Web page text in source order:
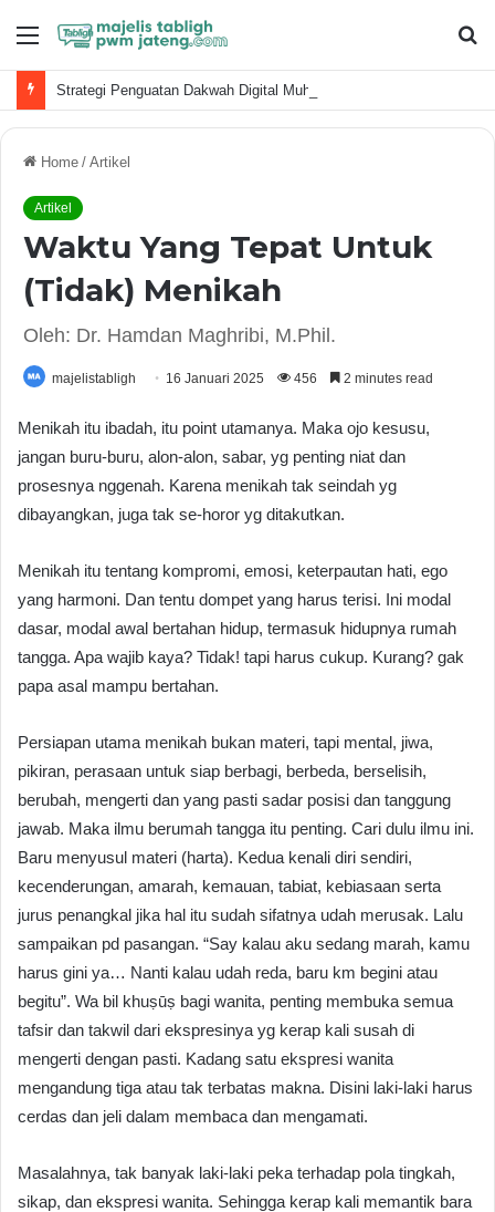
Menu
Strategi Penguatan Dakwah Digital Muhammadiyah
Home / Artikel
Artikel
Waktu Yang Tepat Untuk
(Tidak) Menikah
Oleh: Dr. Hamdan Maghribi, M.Phil.
majelistabligh 16 Januari 2025 456 2 minutes read
Menikah itu ibadah, itu point utamanya. Maka ojo kesusu,
jangan buru-buru, alon-alon, sabar, yg penting niat dan
prosesnya nggenah. Karena menikah tak seindah yg
dibayangkan, juga tak se-horor yg ditakutkan.
Menikah itu tentang kompromi, emosi, keterpautan hati, ego
yang harmoni. Dan tentu dompet yang harus terisi. Ini modal
dasar, modal awal bertahan hidup, termasuk hidupnya rumah
tangga. Apa wajib kaya? Tidak! tapi harus cukup. Kurang? gak
papa asal mampu bertahan.
Persiapan utama menikah bukan materi, tapi mental, jiwa,
pikiran, perasaan untuk siap berbagi, berbeda, berselisih,
berubah, mengerti dan yang pasti sadar posisi dan tanggung
jawab. Maka ilmu berumah tangga itu penting. Cari dulu ilmu ini.
Baru menyusul materi (harta). Kedua kenali diri sendiri,
kecenderungan, amarah, kemauan, tabiat, kebiasaan serta
jurus penangkal jika hal itu sudah sifatnya udah merusak. Lalu
sampaikan pd pasangan. “Say kalau aku sedang marah, kamu
harus gini ya… Nanti kalau udah reda, baru km begini atau
begitu”. Wa bil khuṣūṣ bagi wanita, penting membuka semua
tafsir dan takwil dari ekspresinya yg kerap kali susah di
mengerti dengan pasti. Kadang satu ekspresi wanita
mengandung tiga atau tak terbatas makna. Disini laki-laki harus
cerdas dan jeli dalam membaca dan mengamati.
Masalahnya, tak banyak laki-laki peka terhadap pola tingkah,
sikap, dan ekspresi wanita. Sehingga kerap kali memantik bara